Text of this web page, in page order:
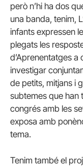
però n’hi ha dos
una banda, tenim,
infants expressen
plegats les
d’Aprenentatges a
investigar
de petits, mitjans i
subtemes que han
congrés amb les
exposa amb
tema.
Tenim també el